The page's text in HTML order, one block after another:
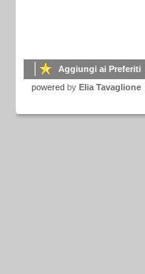
Aggiungi ai Preferiti
powered by Elia Tavaglione